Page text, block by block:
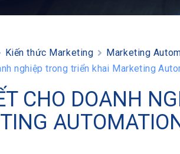
Kiến thức Marketing
Marketing
nghiệp trong triển khai Marketing
CHO DOANH